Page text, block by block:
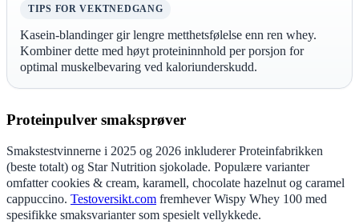
TIPS FOR VEKTNEDGANG
Kasein-blandinger gir lengre metthetsfølelse enn ren whey.
Kombiner dette med høyt proteininnhold per porsjon for
optimal muskelbevaring ved kaloriunderskudd.
Proteinpulver smaksprøver
Smakstestvinnerne i 2025 og 2026 inkluderer Proteinfabrikken
(beste totalt) og Star Nutrition sjokolade. Populære varianter
omfatter cookies & cream, karamell, chocolate hazelnut og caramel
cappuccino. Testoversikt.com fremhever Wispy Whey 100 med
spesifikke smaksvarianter som spesielt vellykkede.